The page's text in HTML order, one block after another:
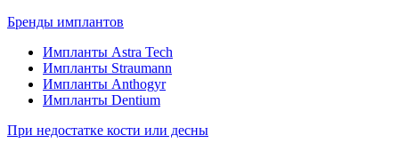
Бренды имплантов
Импланты Astra Tech
Импланты Straumann
Импланты Anthogyr
Импланты Dentium
При недостатке кости или десны